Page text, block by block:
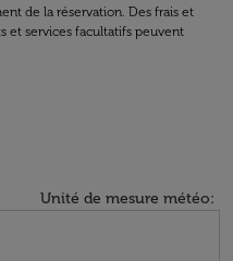
de la réservation. Des frais et
et services facultatifs peuvent
Unité de mesure météo: